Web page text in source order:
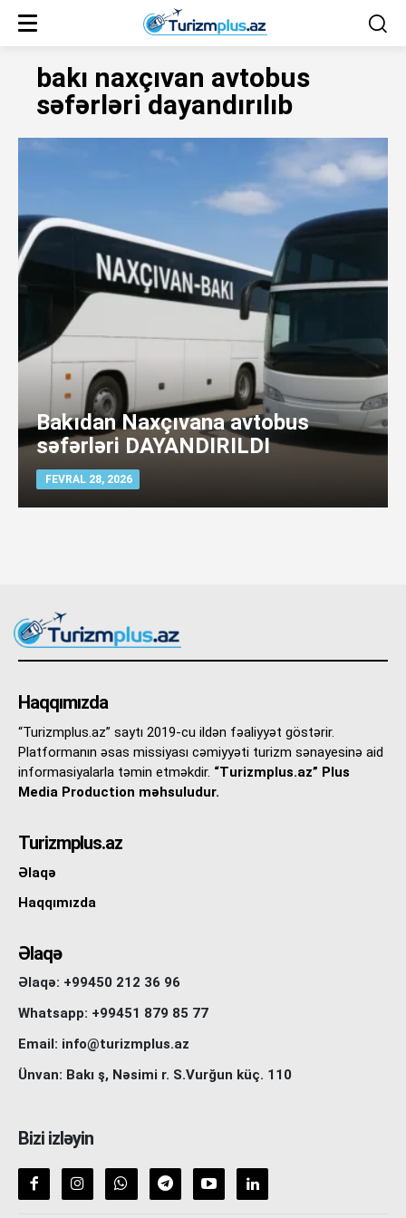
bakı naxçıvan avtobus
səfərləri dayandırılıb
Bakıdan Naxçıvana avtobus
səfərləri DAYANDIRILDI
FEVRAL 28, 2026
Haqqımızda
“Turizmplus.az” saytı 2019-cu ildən fəaliyyət göstərir.
Platformanın əsas missiyası cəmiyyəti turizm sənayesinə aid
informasiyalarla təmin etməkdir. “Turizmplus.az” Plus
Media Production məhsuludur.
Turizmplus.az
Əlaqə
Haqqımızda
Əlaqə
Əlaqə: +99450 212 36 96
Whatsapp: +99451 879 85 77
Email: info@turizmplus.az
Ünvan: Bakı ş, Nəsimi r. S.Vurğun küç. 110
Bizi izləyin